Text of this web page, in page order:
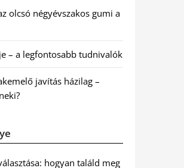
olcsó négyévszakos gumi a
– a legfontosabb tudnivalók
javítás házilag –
hogyan találd meg